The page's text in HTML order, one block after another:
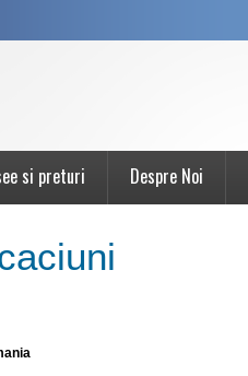
si preturi Despre Noi